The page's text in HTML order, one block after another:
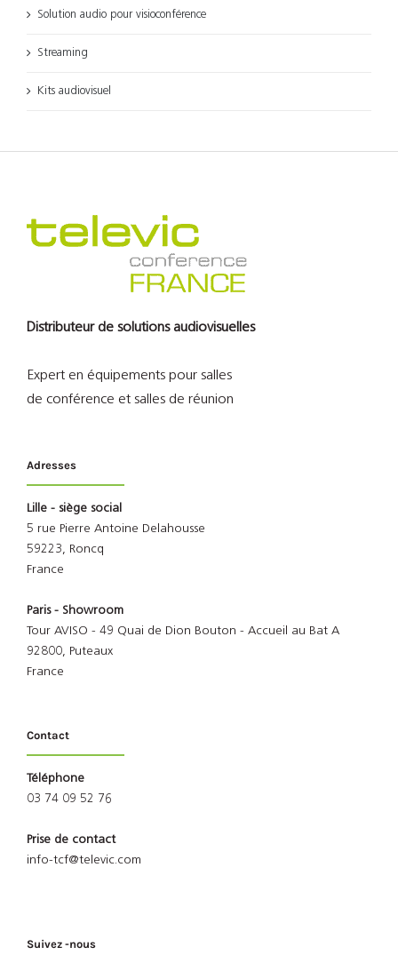
Solution audio pour visioconférence
Streaming
Kits audiovisuel
Distributeur de solutions audiovisuelles
Expert en équipements pour salles
de conférence et salles de réunion
Adresses
Lille - siège social
5 rue Pierre Antoine Delahousse
59223, Roncq
France
Paris - Showroom
Tour AVISO - 49 Quai de Dion Bouton - Accueil au Bat A
92800, Puteaux
France
Contact
Téléphone
03 74 09 52 76
Prise de contact
info-tcf@televic.com
Suivez -nous